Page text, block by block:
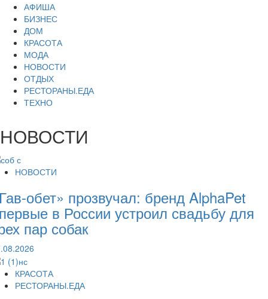
АФИША
БИЗНЕС
ДОМ
КРАСОТА
МОДА
НОВОСТИ
ОТДЫХ
РЕСТОРАНЫ.ЕДА
ТЕХНО
НОВОСТИ
НОВОСТИ
обет» прозвучал: бренд AlphaPet
в России устроил свадьбу для
пар собак
КРАСОТА
РЕСТОРАНЫ.ЕДА